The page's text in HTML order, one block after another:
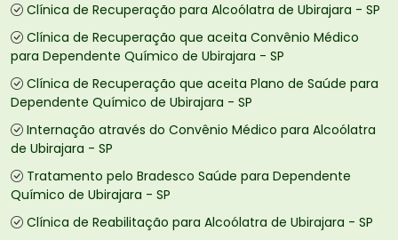
Clínica de Recuperação para Alcoólatra de Ubirajara - SP
Clínica de Recuperação que aceita Convênio Médico
para Dependente Químico de Ubirajara - SP
Clínica de Recuperação que aceita Plano de Saúde para
Dependente Químico de Ubirajara - SP
Internação através do Convênio Médico para Alcoólatra
de Ubirajara - SP
Tratamento pelo Bradesco Saúde para Dependente
Químico de Ubirajara - SP
Clínica de Reabilitação para Alcoólatra de Ubirajara - SP